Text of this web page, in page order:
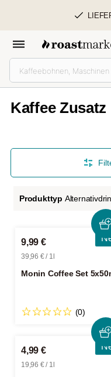
Kaffee Zusatz
Produkttyp
9,99 €
39,96 € / 1l
Monin Coffee Set
(0)
4,99 €
19,96 € / 1l